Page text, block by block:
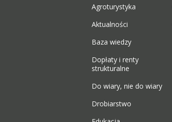
Agroturystyka
Aktualności
Baza wiedzy
Dopłaty i renty
strukturalne
Do wiary, nie do wiary
Drobiarstwo